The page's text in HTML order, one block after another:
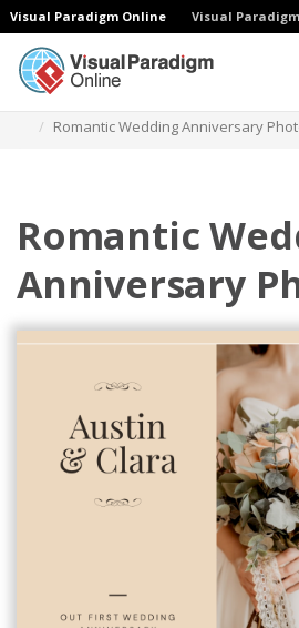
Visual Paradigm Online Visual
Romantic Wedding Anniversary
Romantic
Anniversary